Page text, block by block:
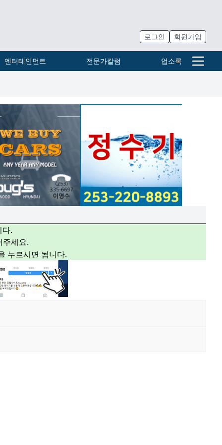
로그인 회원가입
엔터테인먼트 전문가칼럼 업소록
.
세요.
누르시면 됩니다.